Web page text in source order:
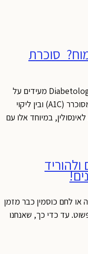
סוכרת
ממצאים חדשים שפורסמו בכתב העת Diabetologia מעידים על
קשר מובהק בין סוכרת ורמות המוגלובין מסוכרר (A1C) ובין ליקוי
במיוחד אלו עם
לחם כוסמין כבר מזמן
עד כדי כך, שאנחנו